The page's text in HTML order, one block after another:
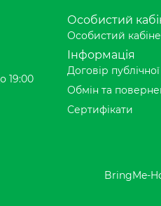
19:00
Особистий
Особистий
Інформація
Договір
Обмін та
Сертифікати
BringMe-